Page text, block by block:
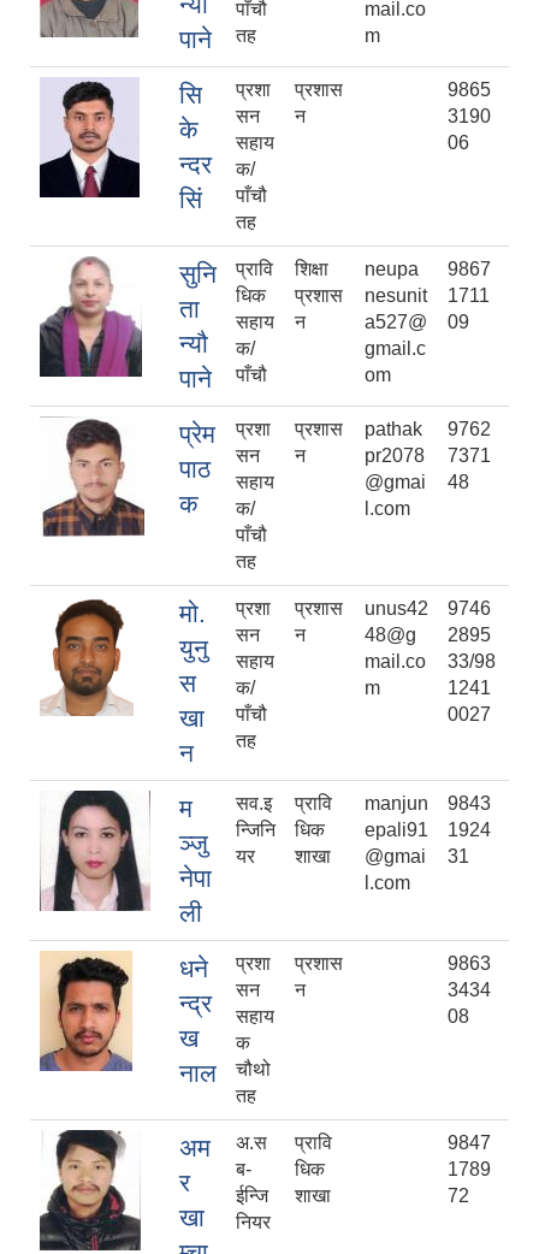
पाने
पाँचौ
तह
mail.co
m
सि
के
न्दर
सिं
प्रशा
सन
सहाय
क/
पाँचौ
तह
प्रशास
न
9865
3190
06
सुनि
ता
न्यौ
पाने
प्रावि
धिक
सहाय
क/
पाँचौ
शिक्षा
प्रशास
न
neupa
nesunit
a527@
gmail.c
om
9867
1711
09
प्रेम
पाठ
क
प्रशा
सन
सहाय
क/
पाँचौ
तह
प्रशास
न
pathak
pr2078
@gmai
l.com
9762
7371
48
मो.
युनु
स
खा
न
प्रशा
सन
सहाय
क/
पाँचौ
तह
प्रशास
न
unus42
48@g
mail.co
m
9746
2895
33/98
1241
0027
म
ञ्जु
नेपा
ली
सव.इ
न्जिनि
यर
प्रावि
धिक
शाखा
manjun
epali91
@gmai
l.com
9843
1924
31
धने
न्द्र
ख
नाल
प्रशा
सन
सहाय
क
चौथो
तह
प्रशास
न
9863
3434
08
अम
र
खा
अ.स
ब-
ईन्जि
नियर
प्रावि
धिक
शाखा
9847
1789
72